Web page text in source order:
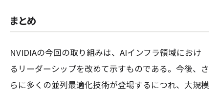
まとめ
NVIDIAの今回の取り組みは、AIインフラ領域におけ
るリーダーシップを改めて示すものである。今後、さ
らに多くの並列最適化技術が登場するにつれ、大規模